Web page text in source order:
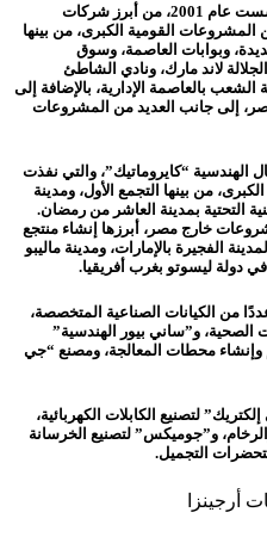
وتُعد شركة “أرجينزا للمقاولات”، التي تأسست عام 2001، من أبرز شركات
القومية الكبرى، من بينها
وبوابات العاصمة، وسوق
لاند مارك، ونادي الشاطئ
بالعاصمة الإدارية، بالإضافة إلى
إلى جانب العديد من المشروعات
الهندسية “كايروماتيك”، والتي نفذت
من بينها التجمع الأول، ومدينة
التحتية بمدينة العاشر من رمضان.
خارج مصر، أبرزها إنشاء منتجع
الفجيرة بالإمارات، ومدينة ماليبو
دولة ليسوتو بغرب أفريقيا.
من الكيانات الصناعية المتخصصة،
الصحية، و”ساني بيور الهندسية”
وإنشاء محطات المعالجة، ومصنع “جي
لتصنيع الكابلات الكهربائية،
و”جوميكس” لتصنيع الخرسانة
التجميل.